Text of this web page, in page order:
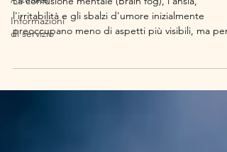
Informazioni
di servizio
l'irritabilità e gli sbalzi d'umore inizialmente
preoccupano meno di aspetti più visibili, ma per